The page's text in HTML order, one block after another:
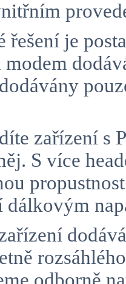
řešení je
modem
zařízení s
S více
dálkovým